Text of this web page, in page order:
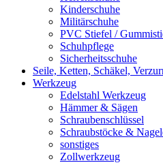
Kinderschuhe
Militärschuhe
PVC Stiefel /
Schuhpflege
Sicherheitsschuhe
Seile, Ketten, Schäkel,
Werkzeug
Edelstahl Werkzeug
Hämmer & Sägen
Schraubenschlüssel
Schraubstöcke &
sonstiges
Zollwerkzeug